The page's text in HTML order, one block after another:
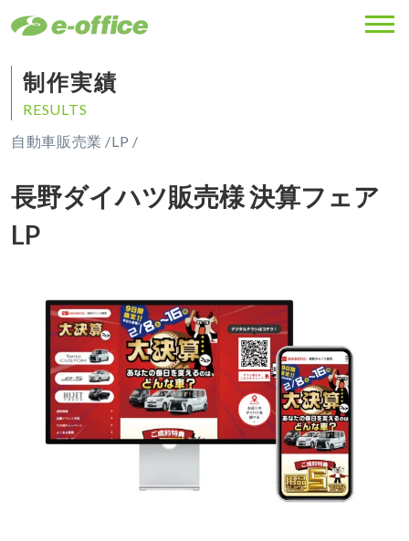
制作実績
RESULTS
自動車販売業 /LP /
長野ダイハツ販売様 決算フェア
LP